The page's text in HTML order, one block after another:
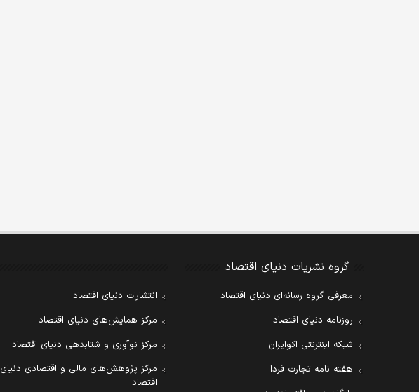
گروه نشریات دنیای اقتصاد
معرفی گروه رسانه‌ای دنیای اقتصاد
روزنامه دنیای اقتصاد
شبکه اینترنتی اکوایران
هفته نامه تجارت فردا
انتشارات دنیای اقتصاد
مرکز همایش‌های دنیای اقتصاد
مرکز نوآوری و شتابدهی دنیای اقتصاد
مرکز پژوهش‌های مالی و اقتصادی دنیای
اقتصاد